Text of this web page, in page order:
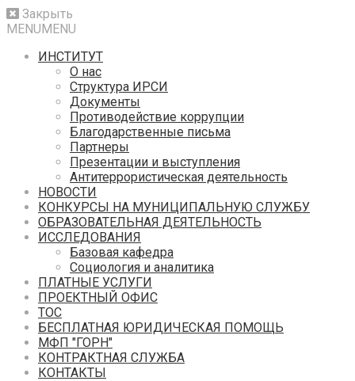
Закрыть
MENUMENU
ИНСТИТУТ
О нас
Структура ИРСИ
Документы
Противодействие коррупции
Благодарственные письма
Партнеры
Презентации и выступления
Антитеррористическая деятельность
НОВОСТИ
КОНКУРСЫ НА МУНИЦИПАЛЬНУЮ СЛУЖБУ
ОБРАЗОВАТЕЛЬНАЯ ДЕЯТЕЛЬНОСТЬ
ИССЛЕДОВАНИЯ
Базовая кафедра
Социология и аналитика
ПЛАТНЫЕ УСЛУГИ
ПРОЕКТНЫЙ ОФИС
ТОС
БЕСПЛАТНАЯ ЮРИДИЧЕСКАЯ ПОМОЩЬ
МФП "ГОРН"
КОНТРАКТНАЯ СЛУЖБА
КОНТАКТЫ